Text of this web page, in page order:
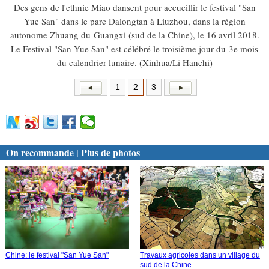
Des gens de l'ethnie Miao dansent pour accueillir le festival "San
Yue San" dans le parc Dalongtan à Liuzhou, dans la région
autonome Zhuang du Guangxi (sud de la Chine), le 16 avril 2018.
Le Festival "San Yue San" est célébré le troisième jour du 3e mois
du calendrier lunaire. (Xinhua/Li Hanchi)
1 2 3
On recommande | Plus de photos
Chine: le festival "San Yue San"
Travaux agricoles dans un village du
sud de la Chine